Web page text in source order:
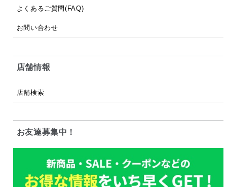
よくあるご質問(FAQ)
お問い合わせ
店舗情報
店舗検索
お友達募集中！